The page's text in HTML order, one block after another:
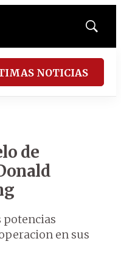
Mostrar
NOTICIAS
de
potencias
en sus